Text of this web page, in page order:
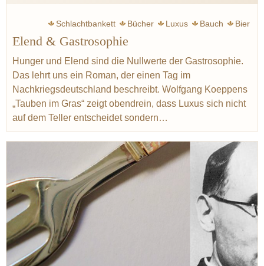
Schlachtbankett Bücher Luxus Bauch
Bier
Deutschland
Elend Krieg
Wodka
Steckrübe Graupen
Elend & Gastrosophie
Hunger und Elend sind die Nullwerte der Gastrosophie.
Das lehrt uns ein Roman, der einen Tag im
Nachkriegsdeutschland beschreibt. Wolfgang Koeppens
„Tauben im Gras“ zeigt obendrein, dass Luxus sich nicht
auf dem Teller entscheidet sondern…